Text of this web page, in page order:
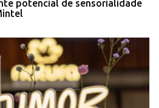
potencial de sensorialidade